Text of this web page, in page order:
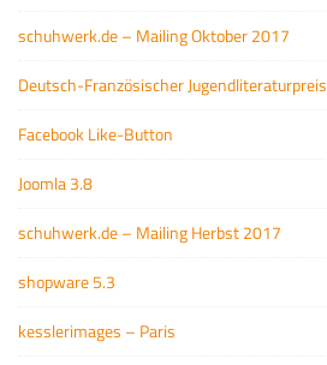
schuhwerk.de – Mailing Oktober 2017
Deutsch-Französischer Jugendliteraturpreis
Facebook Like-Button
Joomla 3.8
schuhwerk.de – Mailing Herbst 2017
shopware 5.3
kesslerimages – Paris